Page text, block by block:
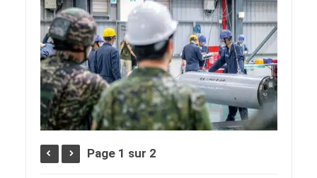
Page 1 sur 2